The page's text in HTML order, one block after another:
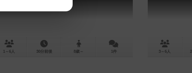
1～6人 30分前後 8歳～ 1件 3～6人